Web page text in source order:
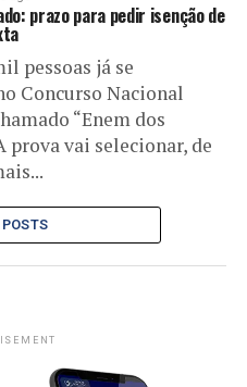
prazo para pedir isenção de
pessoas já se
Concurso Nacional
“Enem dos
prova vai selecionar, de